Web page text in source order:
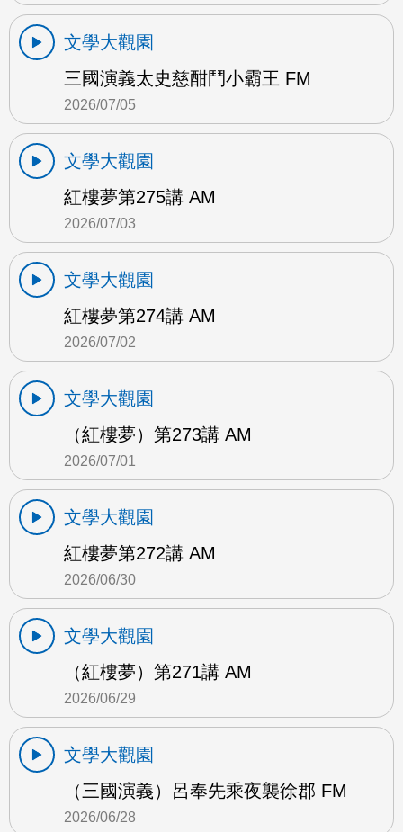
文學大觀園
三國演義太史慈酣鬥小霸王 FM
2026/07/05
文學大觀園
紅樓夢第275講 AM
2026/07/03
文學大觀園
紅樓夢第274講 AM
2026/07/02
文學大觀園
（紅樓夢）第273講 AM
2026/07/01
文學大觀園
紅樓夢第272講 AM
2026/06/30
文學大觀園
（紅樓夢）第271講 AM
2026/06/29
文學大觀園
（三國演義）呂奉先乘夜襲徐郡 FM
2026/06/28